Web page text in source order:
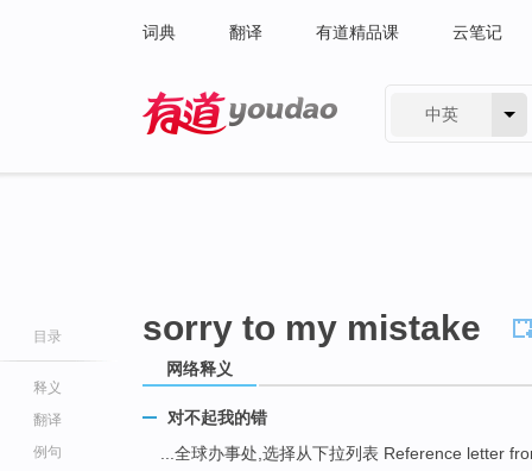
词典 翻译 有道精品课 云笔记
中英
目录
释义
翻译
例句
sorry to my mistake
网络释义
对不起我的错
...全球办事处,选择从下拉列表 Reference letter